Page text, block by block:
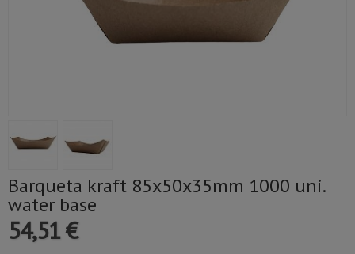
Barqueta kraft 85x50x35mm 1000 uni.
water base
54,51 €